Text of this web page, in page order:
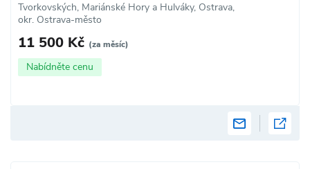
Tvorkovských, Mariánské Hory a Hulváky, Ostrava,
okr. Ostrava-město
11 500 Kč (za měsíc)
Nabídněte cenu